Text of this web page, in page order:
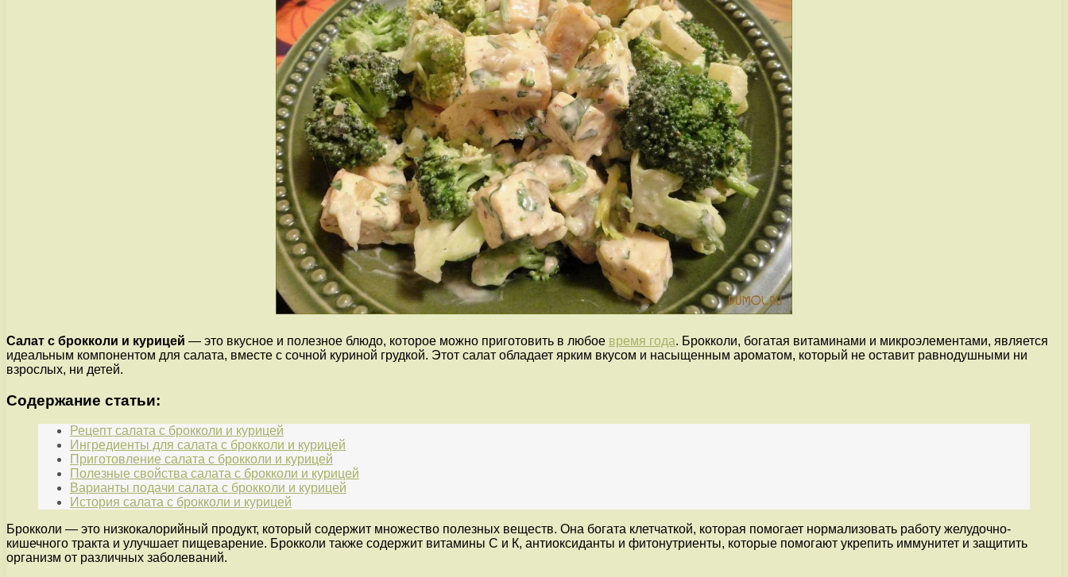
Салат с брокколи и курицей — это вкусное и полезное блюдо, которое можно приготовить в любое время года. Брокколи, богатая витаминами и микроэлементами, является
идеальным компонентом для салата, вместе с сочной куриной грудкой. Этот салат обладает ярким вкусом и насыщенным ароматом, который не оставит равнодушными ни
взрослых, ни детей.
Содержание статьи:
Рецепт салата с брокколи и курицей
Ингредиенты для салата с брокколи и курицей
Приготовление салата с брокколи и курицей
Полезные свойства салата с брокколи и курицей
Варианты подачи салата с брокколи и курицей
История салата с брокколи и курицей
Брокколи — это низкокалорийный продукт, который содержит множество полезных веществ. Она богата клетчаткой, которая помогает нормализовать работу желудочно-
кишечного тракта и улучшает пищеварение. Брокколи также содержит витамины С и К, антиоксиданты и фитонутриенты, которые помогают укрепить иммунитет и защитить
организм от различных заболеваний.